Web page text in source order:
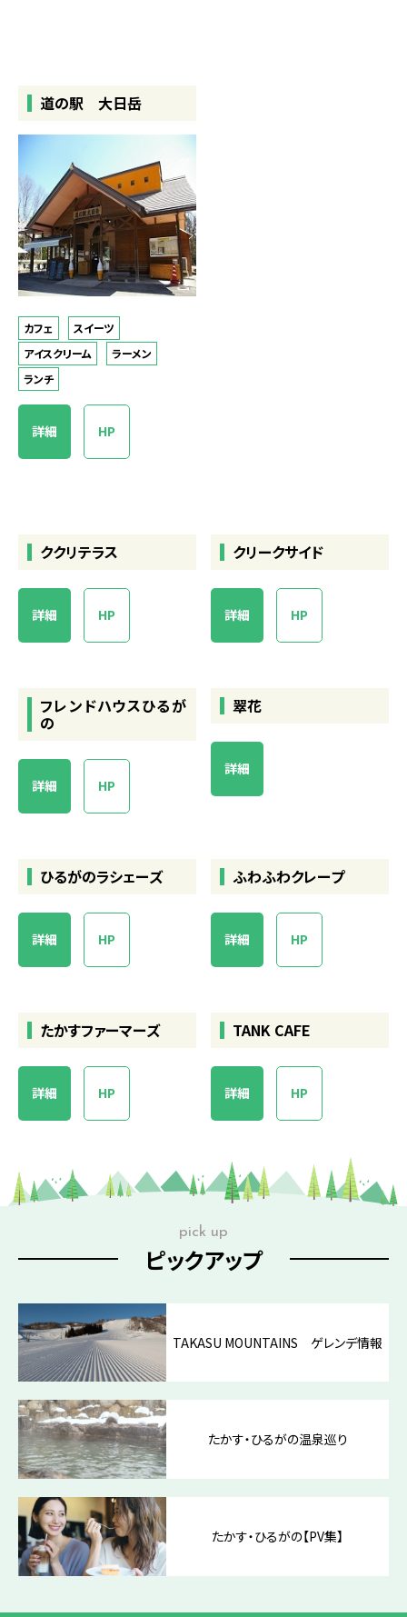
道の駅 大日岳
カフェ
スイーツ
アイスクリーム
ラーメン
ランチ
詳細 HP
ククリテラス
詳細 HP
クリークサイド
詳細 HP
フレンドハウスひるが
の
詳細 HP
翠花
詳細
ひるがのラシェーズ
詳細 HP
ふわふわクレープ
詳細 HP
たかすファーマーズ
詳細 HP
TANK CAFE
詳細 HP
pick up
ピックアップ
TAKASU MOUNTAINS ゲレンデ情報
たかす・ひるがの温泉巡り
たかす・ひるがの【PV集】